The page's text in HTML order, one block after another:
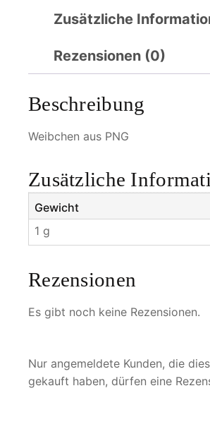
r
t
m
e
n
g
e
Zusätzliche
Rezensionen (0)
Beschreibung
Weibchen aus PNG
Zusätzliche
Gewicht
1 g
Rezensionen
Es gibt noch keine Rezensionen.
Nur angemeldete Kunden, die
gekauft haben, dürfen eine